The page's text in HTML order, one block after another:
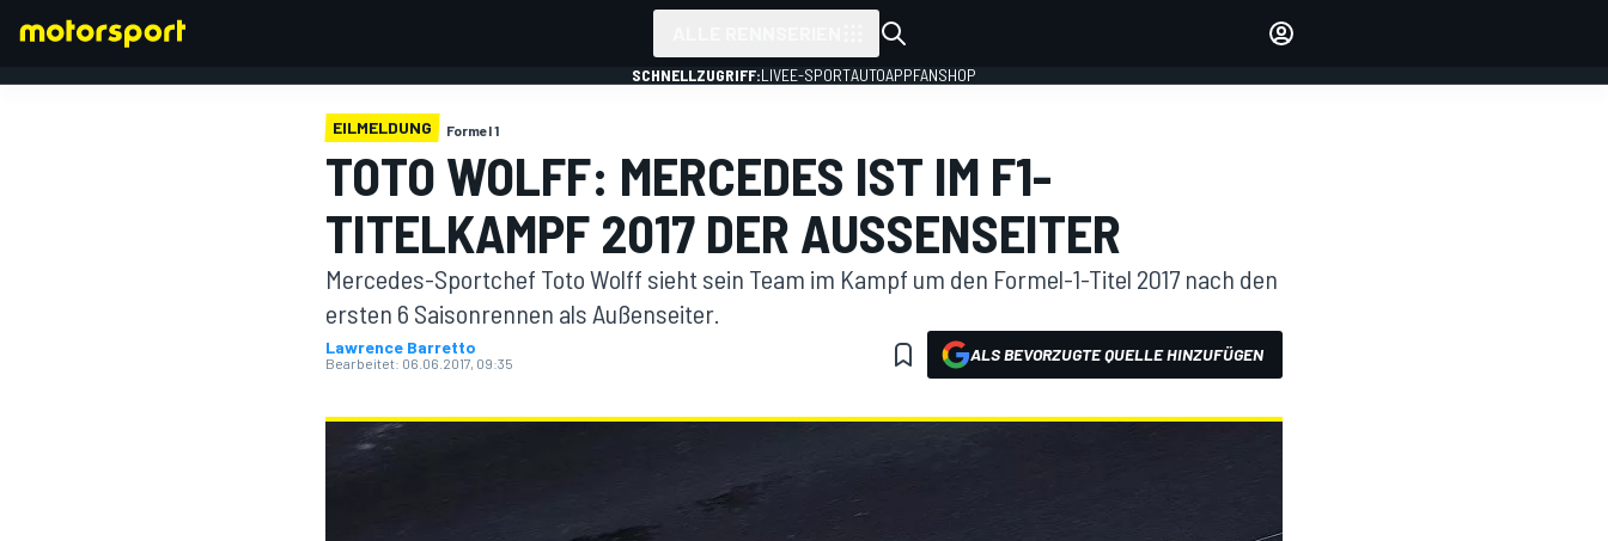
EINLOGGEN
SCHNELLZUGRIFF:LIVEE-SPORTAUTOAPPFANSHOP
EILMELDUNG Formel 1
TOTO WOLFF: MERCEDES IST IM F1-
TITELKAMPF 2017 DER AUSSENSEITER
Mercedes-Sportchef Toto Wolff sieht sein Team im Kampf um den Formel-1-Titel 2017 nach den
ersten 6 Saisonrennen als Außenseiter.
Lawrence Barretto
Bearbeitet: 06.06.2017, 09:35 ALS BEVORZUGTE QUELLE HINZUFÜGEN